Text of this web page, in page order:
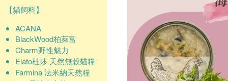
【貓飼料】
ACANA
BlackWood柏萊富
Charm野性魅力
Elato杜莎 天然無穀貓糧
Farmina 法米納天然糧